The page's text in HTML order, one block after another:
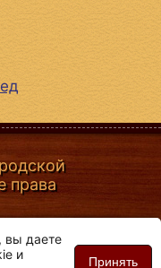
права
вы даете
и
Принять